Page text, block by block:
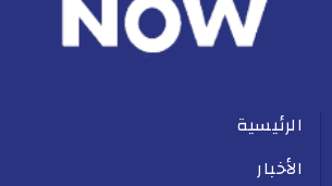
الرئيسية
الأخبار